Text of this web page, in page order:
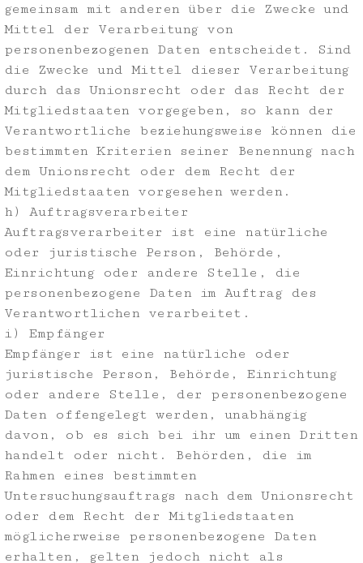
gemeinsam mit anderen über die Zwecke und
Mittel der Verarbeitung von
personenbezogenen Daten entscheidet. Sind
die Zwecke und Mittel dieser Verarbeitung
durch das Unionsrecht oder das Recht der
Mitgliedstaaten vorgegeben, so kann der
Verantwortliche beziehungsweise können die
bestimmten Kriterien seiner Benennung nach
dem Unionsrecht oder dem Recht der
Mitgliedstaaten vorgesehen werden.
h) Auftragsverarbeiter
Auftragsverarbeiter ist eine natürliche
oder juristische Person, Behörde,
Einrichtung oder andere Stelle, die
personenbezogene Daten im Auftrag des
Verantwortlichen verarbeitet.
i) Empfänger
Empfänger ist eine natürliche oder
juristische Person, Behörde, Einrichtung
oder andere Stelle, der personenbezogene
Daten offengelegt werden, unabhängig
davon, ob es sich bei ihr um einen Dritten
handelt oder nicht. Behörden, die im
Rahmen eines bestimmten
Untersuchungsauftrags nach dem Unionsrecht
oder dem Recht der Mitgliedstaaten
möglicherweise personenbezogene Daten
erhalten, gelten jedoch nicht als